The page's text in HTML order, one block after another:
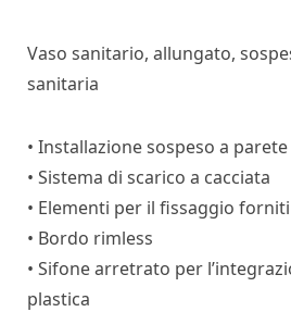
Vaso sanitario, allungato,
sanitaria
• Installazione sospeso a parete
• Sistema di scarico a cacciata
• Elementi per il fissaggio
• Bordo rimless
• Sifone arretrato per
plastica